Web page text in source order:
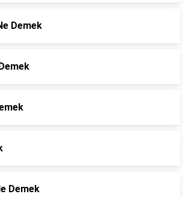
Demek
Demek